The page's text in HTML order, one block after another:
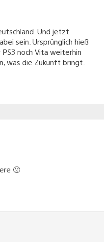
Und jetzt
sein. Ursprünglich hieß
noch Vita weiterhin
was die Zukunft bringt.
🙁